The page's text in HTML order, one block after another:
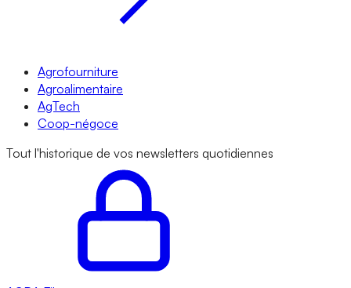
Agrofourniture
Agroalimentaire
AgTech
Coop-négoce
Tout l'historique de vos newsletters quotidiennes